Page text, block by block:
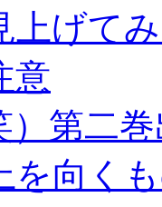
上げて
意
）第二
を向く